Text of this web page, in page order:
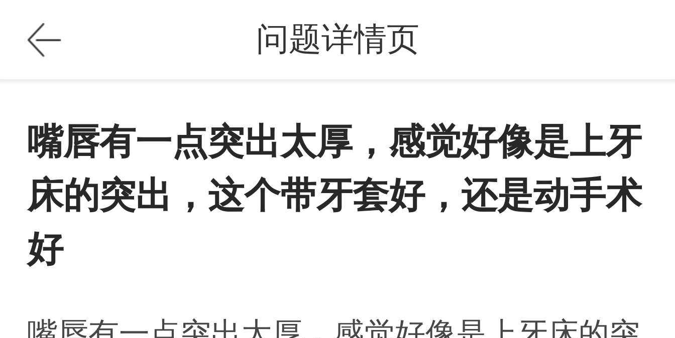
问题详情页
嘴唇有一点突出太厚，感觉好像是上牙
床的突出，这个带牙套好，还是动手术
好